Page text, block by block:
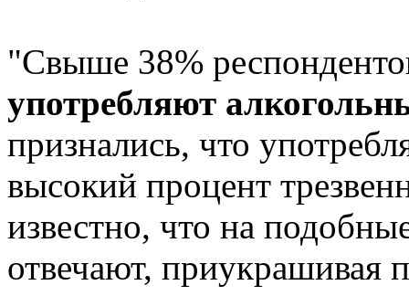
"Свыше 38%
употребляют
признались, что
высокий процент
известно, что на
отвечают, приукрашивая